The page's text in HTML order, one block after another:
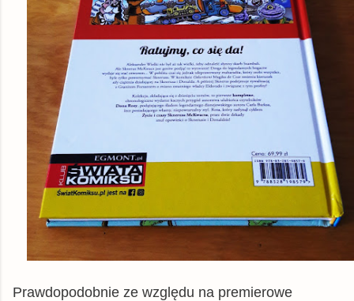
Prawdopodobnie ze względu na premierowe